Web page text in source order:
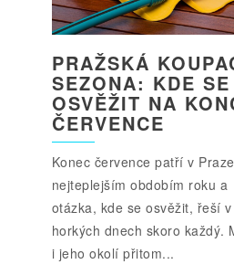
PRAŽSKÁ
SEZONA: KDE SE
OSVĚŽIT NA
ČERVENCE
Konec července patří v
nejteplejším obdobím roku a
otázka, kde se osvěžit, řeší v
horkých dnech skoro každý.
i jeho okolí přitom...